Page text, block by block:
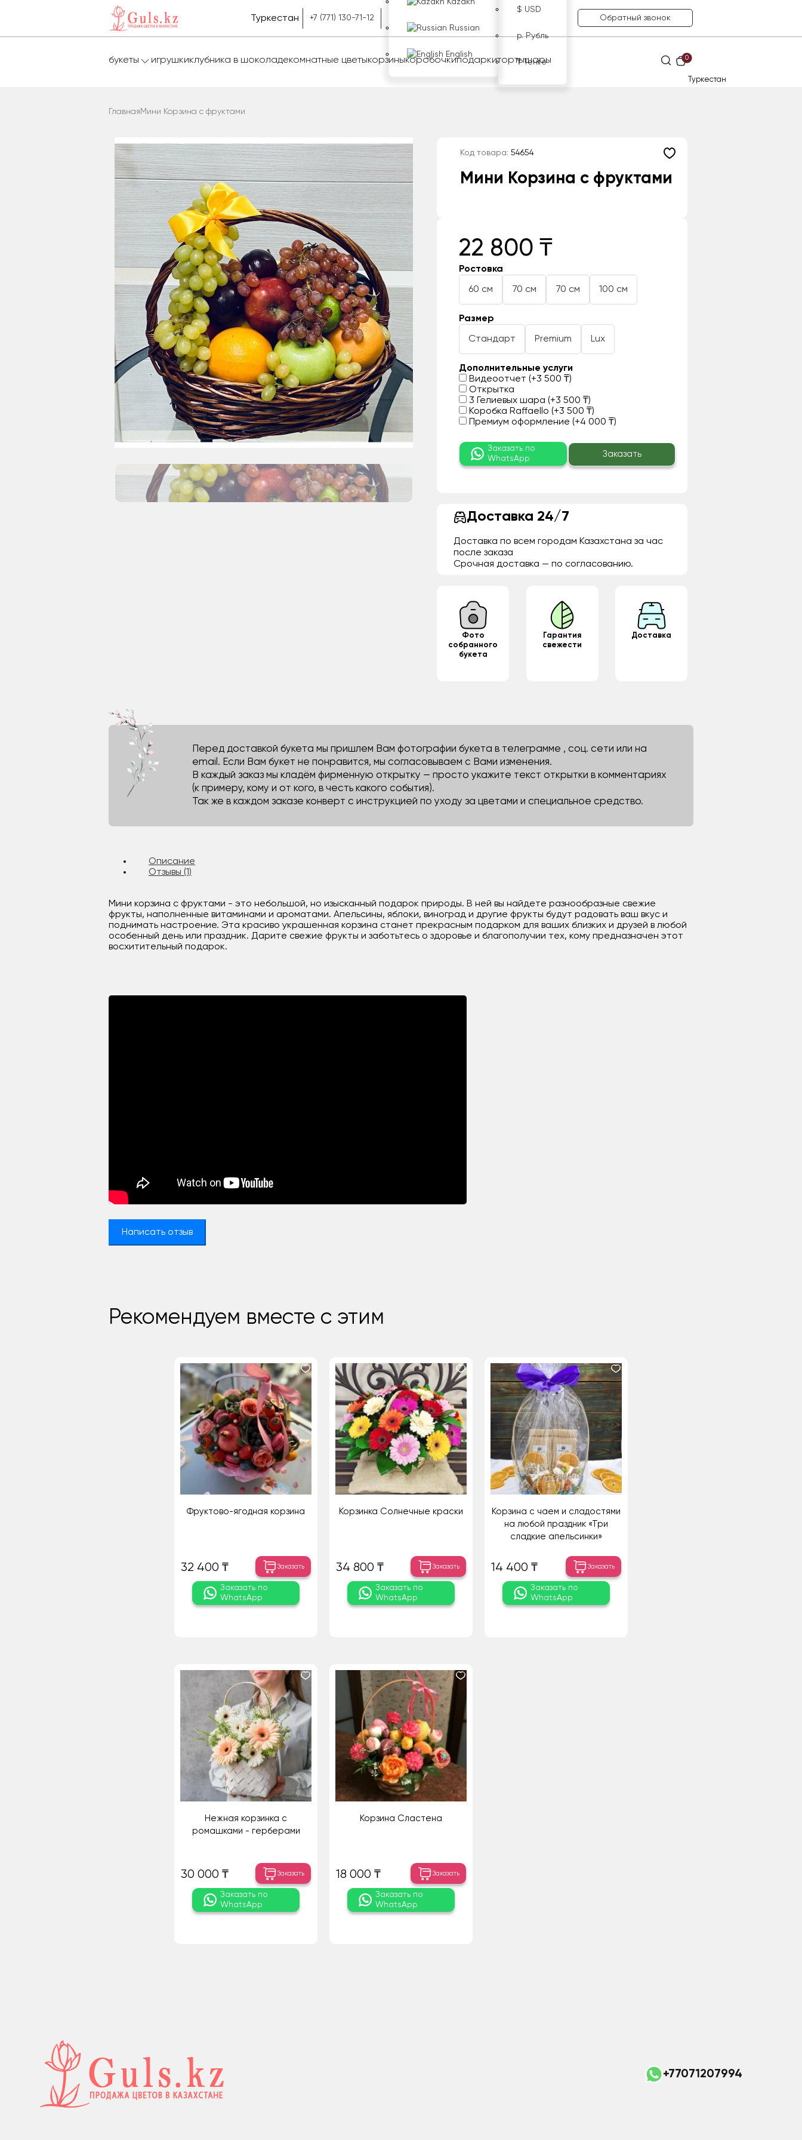
Туркестан +7 (771) 130-71-12
Kazakh
Russian
English
$ USD
р. Рубль
₸ Тенге
Обратный звонок
букеты игрушкиклубника в шоколадекомнатные цветыкорзиныкоробочкиподаркитортышары 0
Туркестан
Главная Мини Корзина с фруктами
Код товара: 54654
Мини Корзина с фруктами
22 800 ₸
Ростовка
60 см 70 см 70 см 100 см
Размер
Стандарт Premium Lux
Дополнительные услуги
Видеоотчет (+3 500 ₸)
Открытка
3 Гелиевых шара (+3 500 ₸)
Коробка Raffaello (+3 500 ₸)
Премиум оформление (+4 000 ₸)
Заказать по
WhatsApp
Заказать
Доставка 24/7
Доставка по всем городам Казахстана за час
после заказа
Срочная доставка — по согласованию.
Фото
собранного
букета
Гарантия
свежести
Доставка
Перед доставкой букета мы пришлем Вам фотографии букета в телеграмме , соц. сети или на
email. Если Вам букет не понравится, мы согласовываем с Вами изменения.
В каждый заказ мы кладём фирменную открытку — просто укажите текст открытки в комментариях
(к примеру, кому и от кого, в честь какого события).
Так же в каждом заказе конверт с инструкцией по уходу за цветами и специальное средство.
Описание
Отзывы (1)
Мини корзина с фруктами - это небольшой, но изысканный подарок природы. В ней вы найдете разнообразные свежие
фрукты, наполненные витаминами и ароматами. Апельсины, яблоки, виноград и другие фрукты будут радовать ваш вкус и
поднимать настроение. Эта красиво украшенная корзина станет прекрасным подарком для ваших близких и друзей в любой
особенный день или праздник. Дарите свежие фрукты и заботьтесь о здоровье и благополучии тех, кому предназначен этот
восхитительный подарок.
Написать отзыв
Рекомендуем вместе с этим
Фруктово-ягодная корзина
32 400 ₸ Заказать
Заказать по
WhatsApp
Корзинка Солнечные краски
34 800 ₸ Заказать
Заказать по
WhatsApp
Корзина с чаем и сладостями
на любой праздник «Три
сладкие апельсинки»
14 400 ₸ Заказать
Заказать по
WhatsApp
Нежная корзинка с
ромашками - герберами
30 000 ₸ Заказать
Заказать по
WhatsApp
Корзина Сластена
18 000 ₸ Заказать
Заказать по
WhatsApp
+77071207994